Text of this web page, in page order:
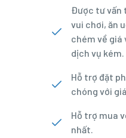
Được tư vấn
vui chơi, ăn
chém về giá
dịch vụ kém.
Hỗ trợ đặt
chóng với
Hỗ trợ mua
nhất.